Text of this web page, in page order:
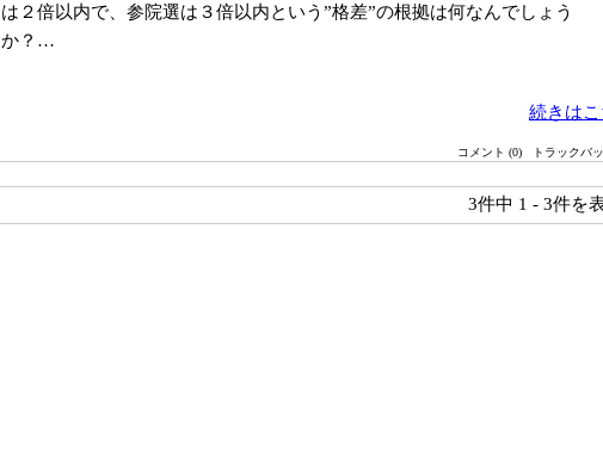
は２倍以内で、参院選は３倍以内という”格差”の根拠は何なんでしょう
か？…
続きはこ
コメント (0) トラックバ
3件中 1 - 3件を